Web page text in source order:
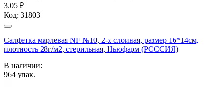
3.05 ₽
Код: 31803
Салфетка марлевая NF №10, 2-х слойная, размер 16*14см,
плотность 28г/м2, стерильная, Ньюфарм (РОССИЯ)
В наличии:
964 упак.